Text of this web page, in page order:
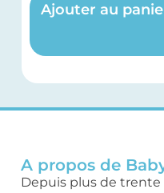
Ajouter au
A propos de
Depuis plus de trente